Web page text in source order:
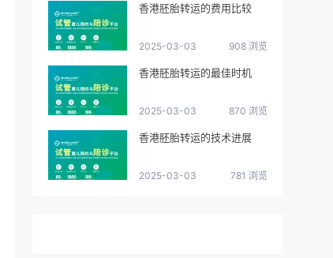
香港胚胎转运的费用比较
2025-03-03 908 浏览
香港胚胎转运的最佳时机
2025-03-03 870 浏览
香港胚胎转运的技术进展
2025-03-03 781 浏览